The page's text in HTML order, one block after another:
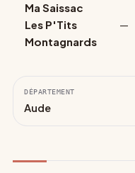
Ma Saissac
Les P'Tits
Montagnards
—
DÉPARTEMENT
Aude